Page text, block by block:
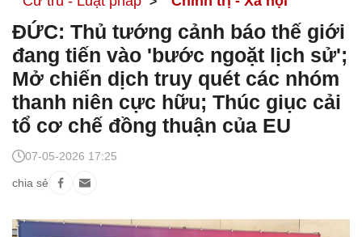
ĐỨC: Thủ tướng cảnh báo thế giới
đang tiến vào 'bước ngoặt lịch sử';
Mở chiến dịch truy quét các nhóm
thanh niên cực hữu; Thúc giục cải
tổ cơ chế đồng thuận của EU
chia sẻ
07-05-2026 17:25